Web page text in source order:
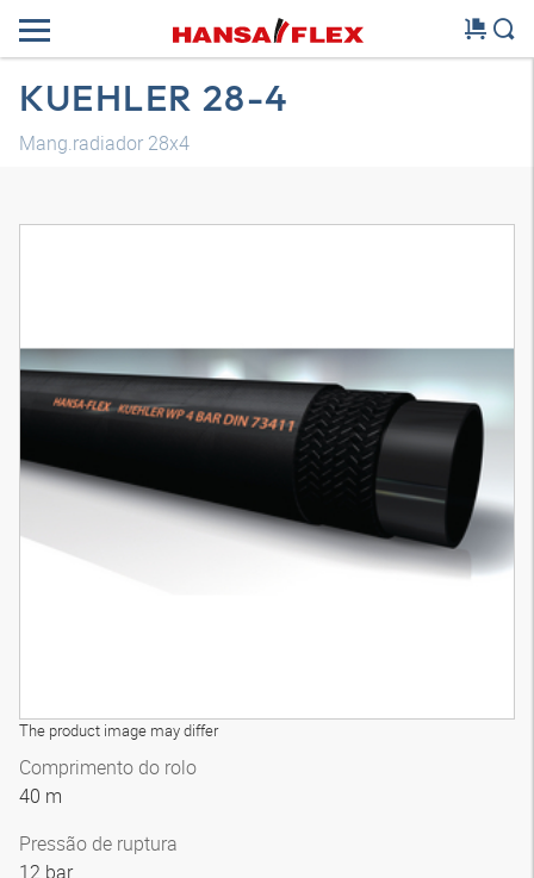
KUEHLER 28-4
Mang.radiador 28x4
The product image may differ
Comprimento do rolo
40 m
Pressão de ruptura
12 bar